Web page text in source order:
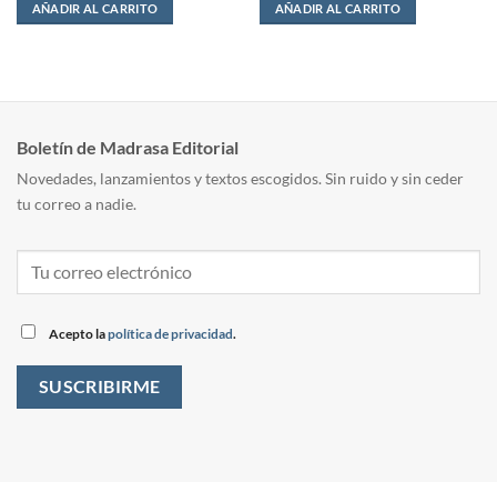
AÑADIR AL CARRITO AÑADIR AL CARRITO
Boletín de Madrasa Editorial
Novedades, lanzamientos y textos escogidos. Sin ruido y sin ceder
tu correo a nadie.
Acepto lapolítica de privacidad.